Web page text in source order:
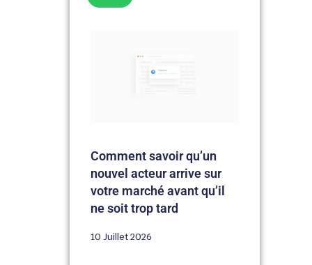
Comment savoir qu’un
nouvel acteur arrive sur
votre marché avant qu’il
ne soit trop tard
10 Juillet 2026